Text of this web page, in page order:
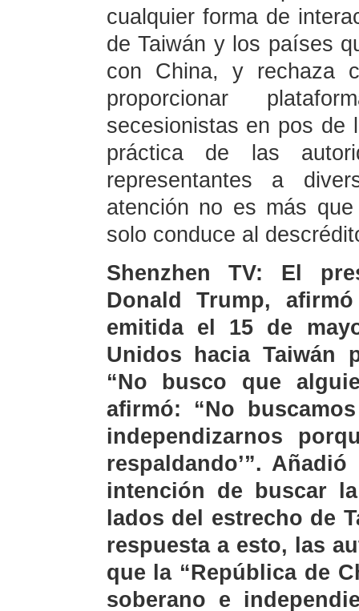
cualquier forma de
de Taiwán y los países
con China, y rechaza
proporcionar
secesionistas en pos de
práctica de las
representantes a
atención no es más
solo conduce al
Shenzhen TV: El
Donald Trump,
emitida el 15 de
Unidos hacia Taiwán
“No busco que
afirmó: “No
independizarnos
respaldando’”.
intención de buscar
lados del estrecho de
respuesta a esto, las
que la “República de
soberano e